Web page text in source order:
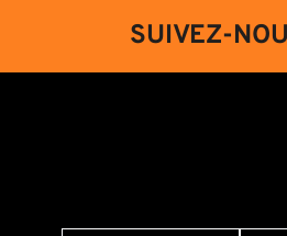
SUIVEZ-